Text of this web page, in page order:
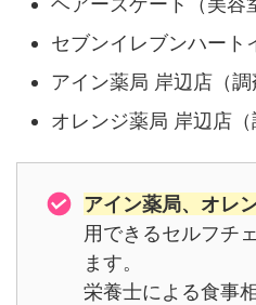
セブンイレブンハート
アイン薬局 岸辺店（調
オレンジ薬局 岸辺店（
アイン薬局、オレ
用できるセルフチ
ます。
栄養士による食事